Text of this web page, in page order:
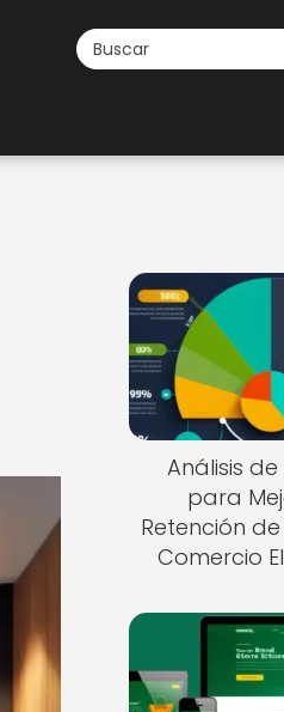
Análisis
para
Retención
Comercio